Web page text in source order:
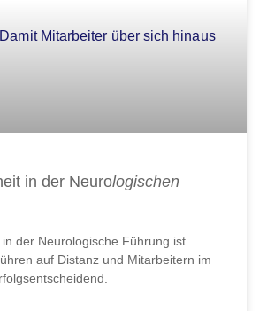
in der Neurologischen
der Neurologische Führung ist
auf Distanz und Mitarbeitern im